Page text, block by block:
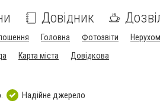
Довідник
Головна Фотозвіти
Карта міста Довідкова
Надійне джерело